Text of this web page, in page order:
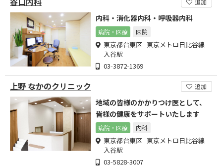
内科・消化器内科・呼吸器内科
病院・医療 医院
東京都台東区 東京メトロ日比谷線
入谷駅
03-3872-1369
上野 なかのクリニック 追加
地域の皆様のかかりつけ医として、
皆様の健康をサポートいたします
病院・医療 内科
東京都台東区 東京メトロ日比谷線
入谷駅
03-5828-3007